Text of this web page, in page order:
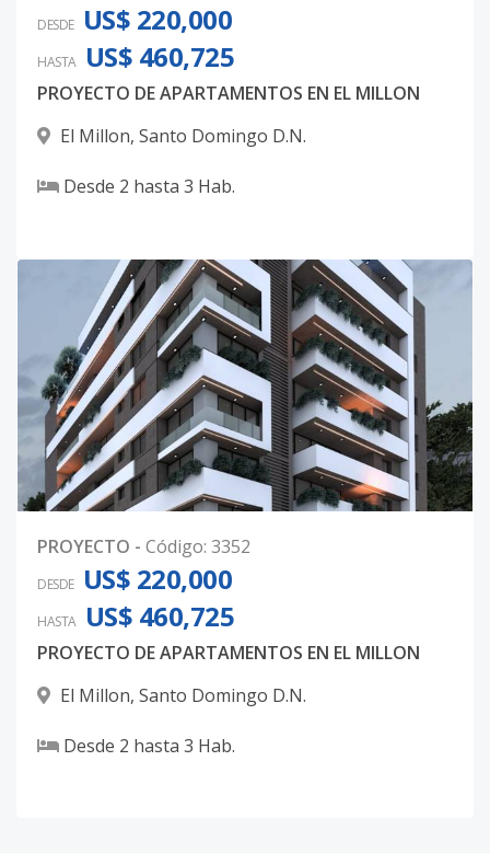
DESDE US$ 220,000
HASTA US$ 460,725
PROYECTO DE APARTAMENTOS EN EL MILLON
El Millon, Santo Domingo D.N.
Desde 2 hasta 3 Hab.
PROYECTO - Código: 3352
DESDE US$ 220,000
HASTA US$ 460,725
PROYECTO DE APARTAMENTOS EN EL MILLON
El Millon, Santo Domingo D.N.
Desde 2 hasta 3 Hab.